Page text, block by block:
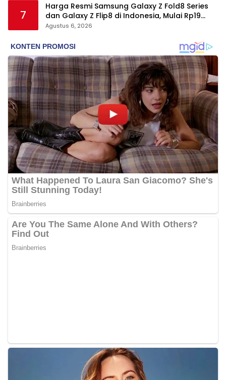
7
Harga Resmi Samsung Galaxy Z Fold8 Series
dan Galaxy Z Flip8 di Indonesia, Mulai Rp19
Jutaan
Agustus 6, 2026